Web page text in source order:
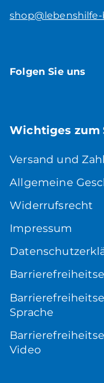
Folgen Sie uns
Wichtiges zum
Versand und
Allgemeine
Widerrufsrecht
Impressum
Sprache
Video